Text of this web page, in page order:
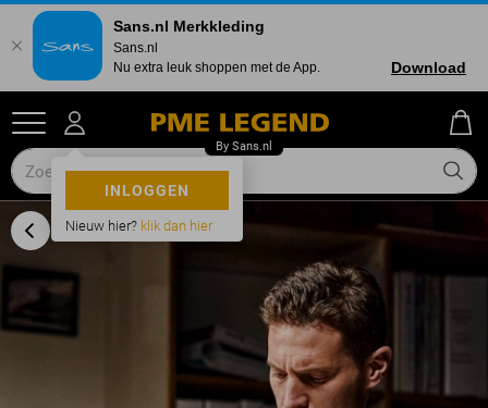
INLOGGEN
Nieuw hier? klik dan hier
Sans.nl Merkkleding
Sans.nl
Nu extra leuk shoppen met de App.
Download